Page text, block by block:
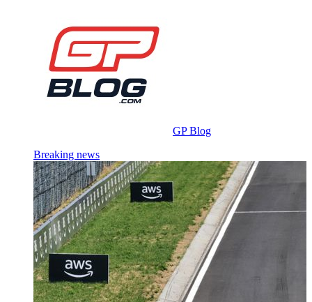
GP Blog
Breaking news